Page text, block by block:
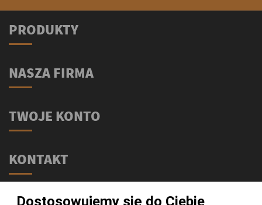
Dostosowujemy się do Ciebie
PRODUKTY
NASZA FIRMA
TWOJE KONTO
KONTAKT